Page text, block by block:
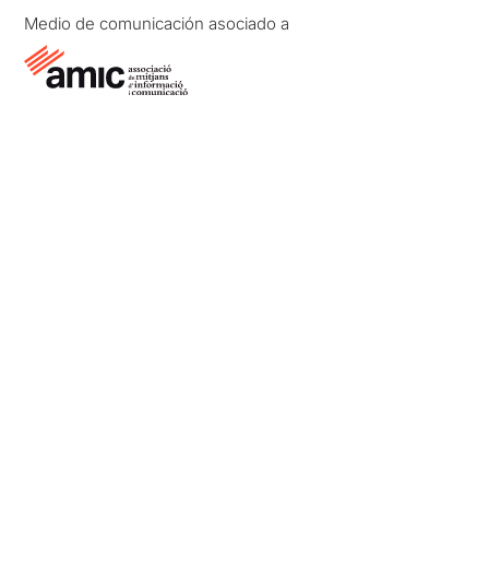
Medio de comunicación asociado a